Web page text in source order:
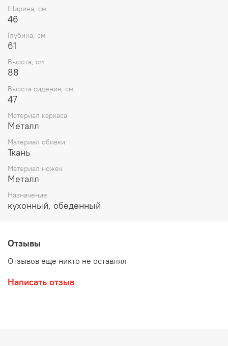
Ширина, см
46
Глубина, см
61
Высота, см
88
Высота сидения, см
47
Материал каркаса
Металл
Материал обивки
Ткань
Материал ножек
Металл
Назначение
кухонный, обеденный
Отзывы
Отзывов еще никто не оставлял
Написать отзыв